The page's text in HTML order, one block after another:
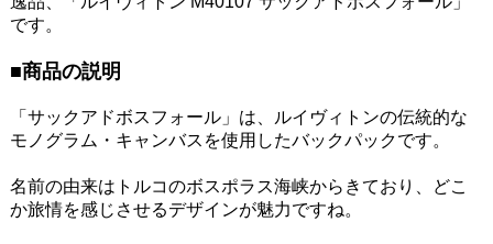
です。
■商品の説明
「サックアドボスフォール」は、ルイヴィトンの伝統的な
モノグラム・キャンバスを使用したバックパックです。
名前の由来はトルコのボスポラス海峡からきており、どこ
か旅情を感じさせるデザインが魅力ですね。